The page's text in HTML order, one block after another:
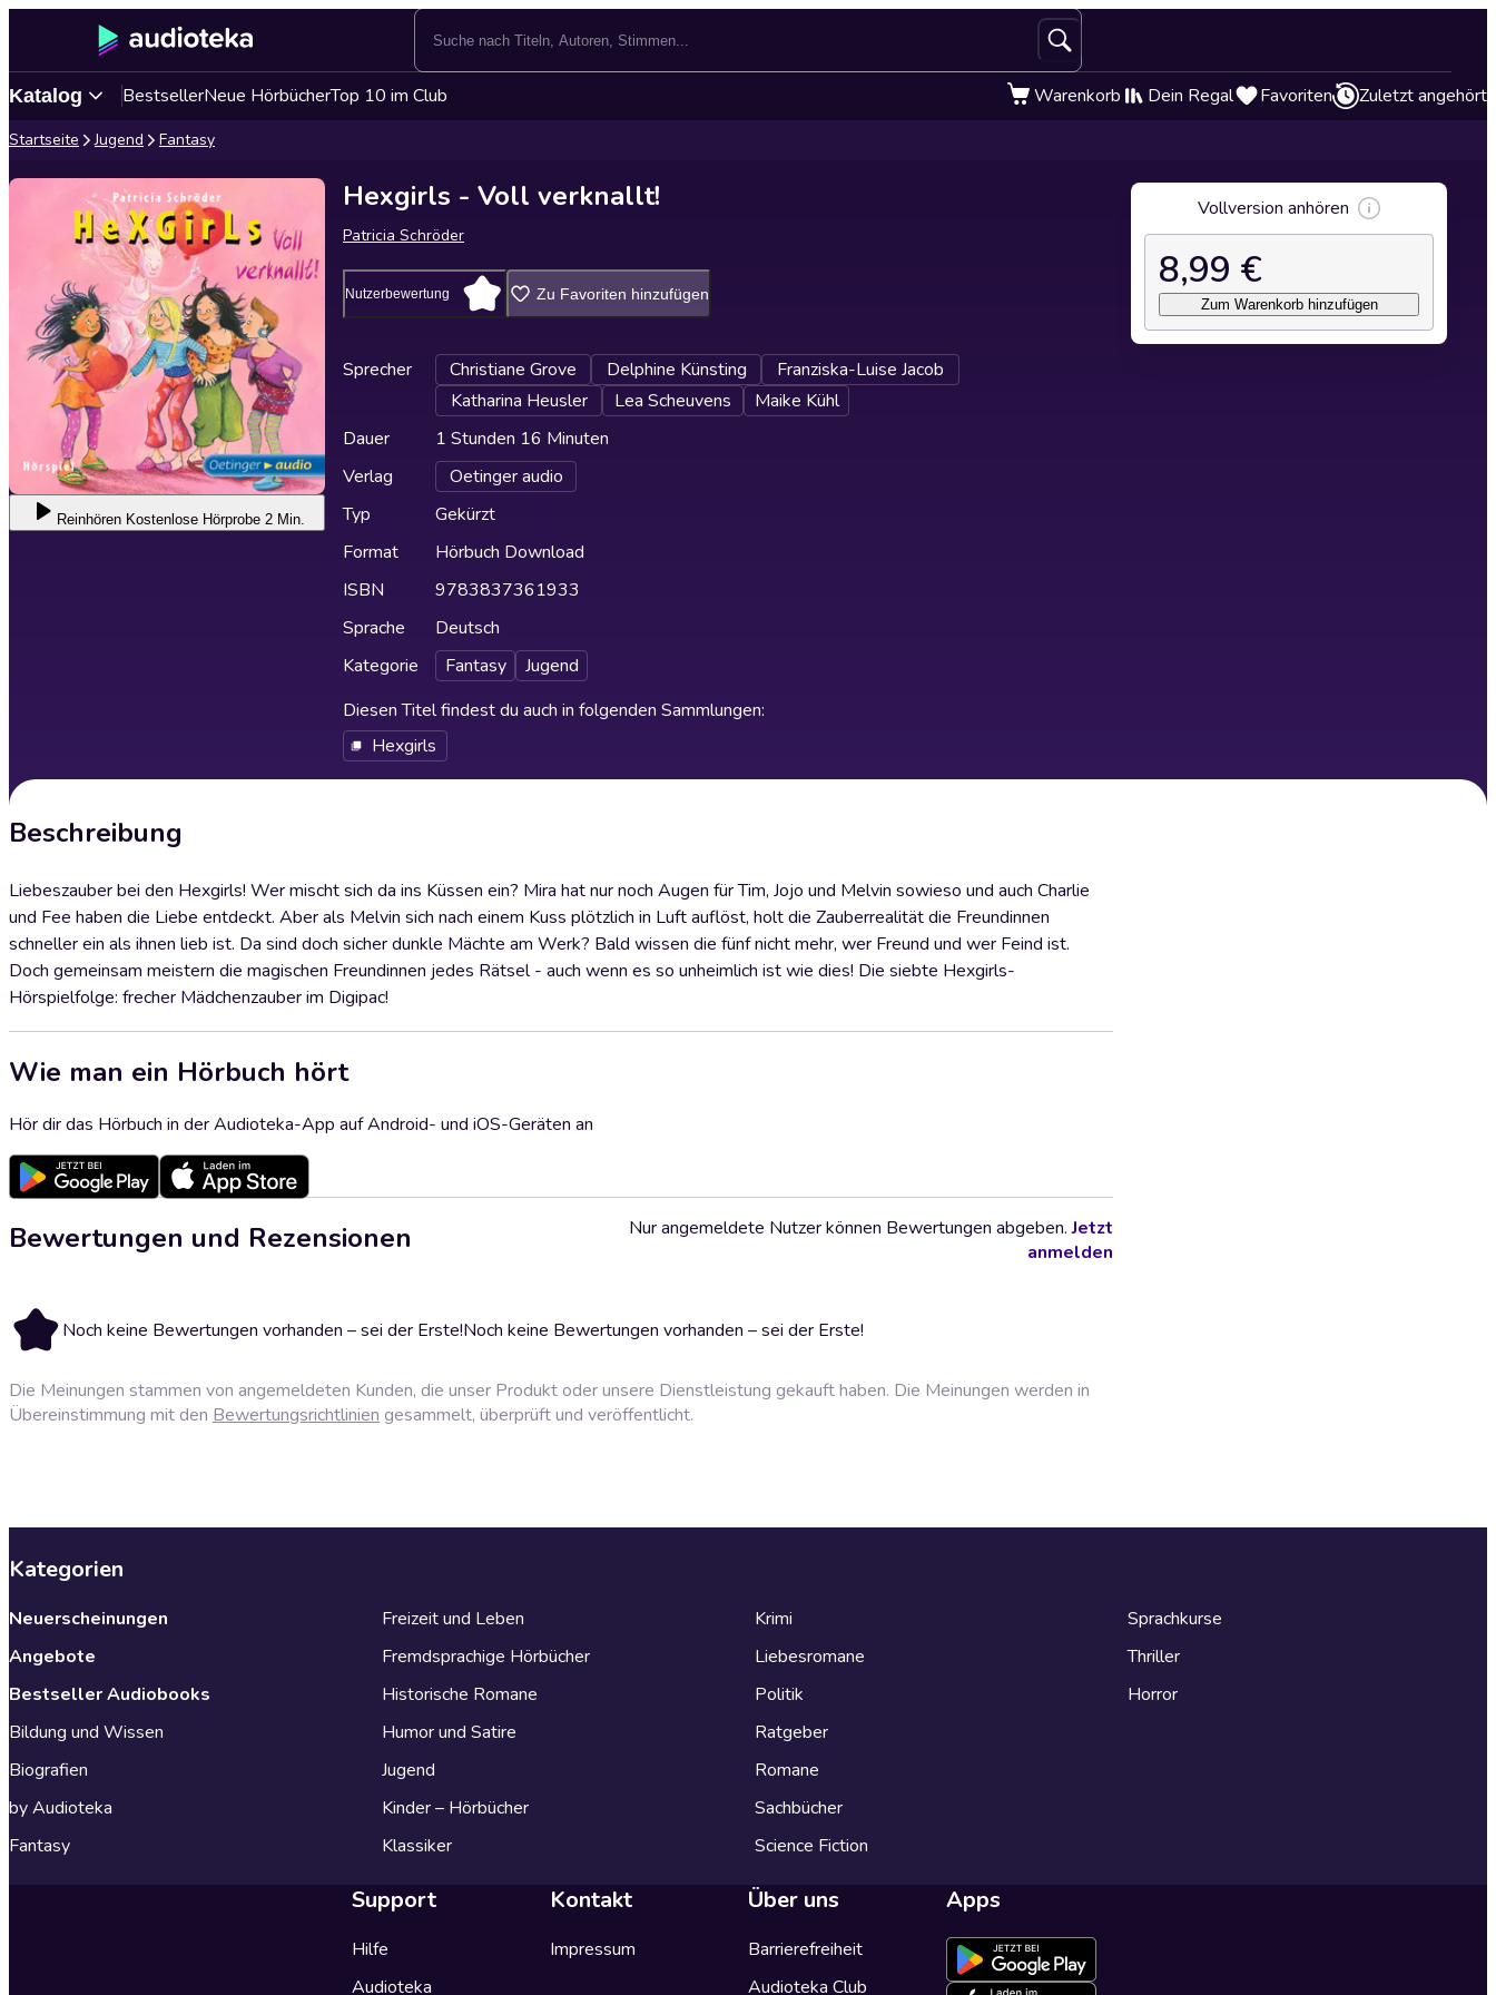
Katalog BestsellerNeue HörbücherTop 10 im Club Warenkorb Dein Regal Favoriten Zuletzt angehört
Startseite Jugend Fantasy
Reinhören Kostenlose Hörprobe 2 Min.
Hexgirls - Voll verknallt!
Patricia Schröder
Nutzerbewertung Zu Favoriten hinzufügen
Sprecher Christiane Grove Delphine Künsting
Franziska-Luise Jacob
Katharina Heusler
Lea Scheuvens
Maike Kühl
Dauer
1 Stunden 16 Minuten
Verlag
Oetinger audio
Typ
Gekürzt
Format
Hörbuch Download
ISBN
9783837361933
Sprache
Deutsch
Kategorie
Fantasy
Jugend
Diesen Titel findest du auch in folgenden Sammlungen:
Hexgirls
Beschreibung
Liebeszauber bei den Hexgirls! Wer mischt sich da ins Küssen ein? Mira hat nur noch Augen für Tim, Jojo und Melvin sowieso und auch Charlie
und Fee haben die Liebe entdeckt. Aber als Melvin sich nach einem Kuss plötzlich in Luft auflöst, holt die Zauberrealität die Freundinnen
schneller ein als ihnen lieb ist. Da sind doch sicher dunkle Mächte am Werk? Bald wissen die fünf nicht mehr, wer Freund und wer Feind ist.
Doch gemeinsam meistern die magischen Freundinnen jedes Rätsel - auch wenn es so unheimlich ist wie dies! Die siebte Hexgirls-
Hörspielfolge: frecher Mädchenzauber im Digipac!
Wie man ein Hörbuch hört
Hör dir das Hörbuch in der Audioteka-App auf Android- und iOS-Geräten an
Bewertungen und Rezensionen
Noch keine Bewertungen vorhanden – sei der Erste!Noch keine Bewertungen vorhanden – sei der Erste!
Nur angemeldete Nutzer können Bewertungen abgeben.Jetzt
anmelden
Die Meinungen stammen von angemeldeten Kunden, die unser Produkt oder unsere Dienstleistung gekauft haben. Die Meinungen werden in
Übereinstimmung mit den Bewertungsrichtlinien gesammelt, überprüft und veröffentlicht.
Vollversion anhören
8,99 €
Zum Warenkorb hinzufügen
Kategorien
Neuerscheinungen
Angebote
Bestseller Audiobooks
Bildung und Wissen
Biografien
by Audioteka
Fantasy
Freizeit und Leben
Fremdsprachige Hörbücher
Historische Romane
Humor und Satire
Jugend
Kinder – Hörbücher
Klassiker
Krimi
Liebesromane
Politik
Ratgeber
Romane
Sachbücher
Science Fiction
Sprachkurse
Thriller
Horror
Support
Hilfe
Audioteka
Kontakt
Impressum
Über uns
Barrierefreiheit
Audioteka Club
Apps